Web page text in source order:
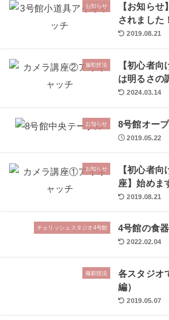
お知らせ
【お知ら
されました！
2019.08.21
撮影技法
【初心者
は明るさの
2024.03.14
お知らせ 8号館オー
2019.05.22
お知らせ
【初心者
座】始めま
2019.08.21
チェリッシュスタジオ4号館 4号館の食
2022.02.04
撮影技法
各スタジオ
編）
2019.05.07